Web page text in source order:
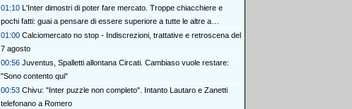
01:10 L'Inter dimostri di poter fare mercato. Troppe chiacchiere e
pochi fatti: guai a pensare di essere superiore a tutte le altre a
prescindere. Juve, il portiere può diventare un "problema". Milan-Leao,
serve una decisione netta
01:00 Calciomercato no stop - Indiscrezioni, trattative e retroscena del
7 agosto
00:56 Juventus, Spalletti allontana Circati. Cambiaso vuole restare:
"Sono contento qui"
00:53 Chivu: "Inter puzzle non completo". Intanto Lautaro e Zanetti
telefonano a Romero